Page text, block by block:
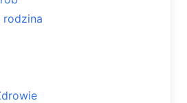
rodzina